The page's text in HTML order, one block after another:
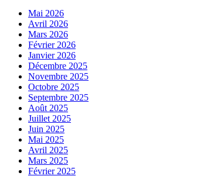
Mai 2026
Avril 2026
Mars 2026
Février 2026
Janvier 2026
Décembre 2025
Novembre 2025
Octobre 2025
Septembre 2025
Août 2025
Juillet 2025
Juin 2025
Mai 2025
Avril 2025
Mars 2025
Février 2025